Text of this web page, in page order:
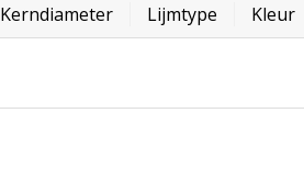
Kerndiameter Lijmtype Kleur